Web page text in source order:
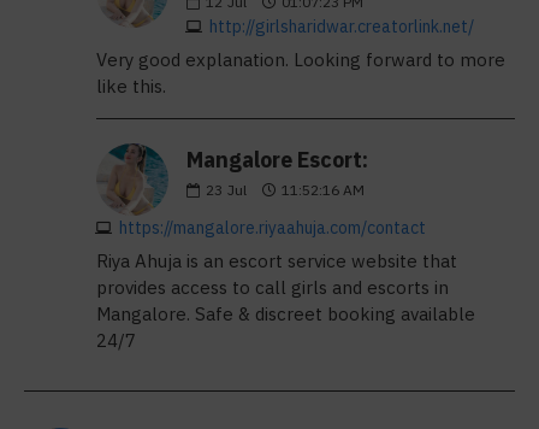
http://girlsharidwar.creatorlink.net/
Very good explanation. Looking forward to more
like this.
Mangalore Escort:
23 Jul 11:52:16 AM
https://mangalore.riyaahuja.com/contact
Riya Ahuja is an escort service website that
provides access to call girls and escorts in
Mangalore. Safe & discreet booking available
24/7